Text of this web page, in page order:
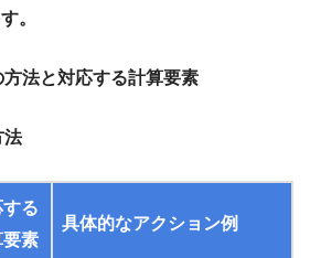
。
法と対応する計算要素
法
る
素
具体的なアクション例